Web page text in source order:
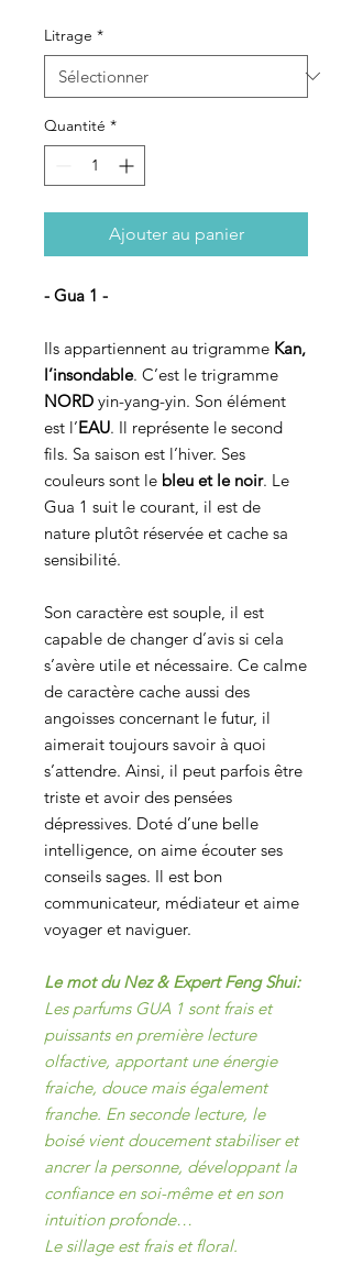
Litrage *
Quantité *
Ajouter au panier
- Gua 1 -
Ils appartiennent au trigramme Kan,
l’insondable. C’est le trigramme
NORD yin-yang-yin. Son élément
est l’EAU. Il représente le second
fils. Sa saison est l’hiver. Ses
couleurs sont le bleu et le noir. Le
Gua 1 suit le courant, il est de
nature plutôt réservée et cache sa
sensibilité.
Son caractère est souple, il est
capable de changer d’avis si cela
s’avère utile et nécessaire. Ce calme
de caractère cache aussi des
angoisses concernant le futur, il
aimerait toujours savoir à quoi
s’attendre. Ainsi, il peut parfois être
triste et avoir des pensées
dépressives. Doté d’une belle
intelligence, on aime écouter ses
conseils sages. Il est bon
communicateur, médiateur et aime
voyager et naviguer.
Le mot du Nez & Expert Feng Shui:
Les parfums GUA 1 sont frais et
puissants en première lecture
olfactive, apportant une énergie
fraiche, douce mais également
franche. En seconde lecture, le
boisé vient doucement stabiliser et
ancrer la personne, développant la
confiance en soi-même et en son
intuition profonde…
Le sillage est frais et floral.